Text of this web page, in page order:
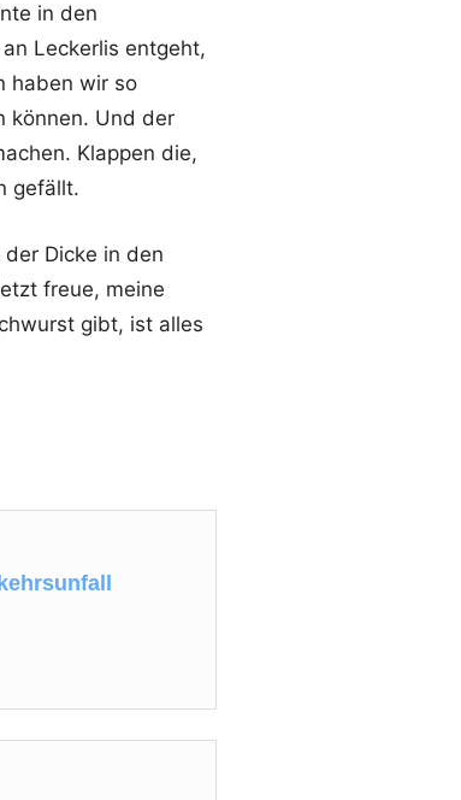
in den
Leckerlis entgeht,
haben wir so
können. Und der
Klappen die,
gefällt.
Dicke in den
freue, meine
gibt, ist alles